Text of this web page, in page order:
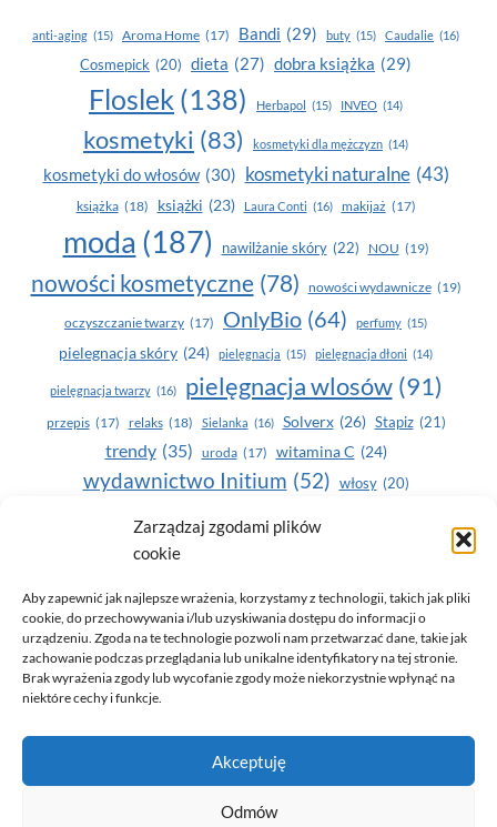
Zarządzaj zgodami plików
cookie
Aby zapewnić jak najlepsze wrażenia, korzystamy z technologii, takich jak pliki
cookie, do przechowywania i/lub uzyskiwania dostępu do informacji o
urządzeniu. Zgoda na te technologie pozwoli nam przetwarzać dane, takie jak
zachowanie podczas przeglądania lub unikalne identyfikatory na tej stronie.
Brak wyrażenia zgody lub wycofanie zgody może niekorzystnie wpłynąć na
niektóre cechy i funkcje.
Akceptuję
Odmów
anti-aging (15) Aroma Home (17) Bandi (29) buty (15) Caudalie (16)
Cosmepick (20) dieta (27) dobra książka (29)
Floslek (138) Herbapol (15) INVEO (14)
kosmetyki (83) kosmetyki dla mężczyzn (14)
kosmetyki do włosów (30) kosmetyki naturalne (43)
książka (18) książki (23) Laura Conti (16) makijaż (17)
moda (187) nawilżanie skóry (22) NOU (19)
nowości kosmetyczne (78) nowości wydawnicze (19)
oczyszczanie twarzy (17) OnlyBio (64) perfumy (15)
pielegnacja skóry (24) pielęgnacja (15) pielęgnacja dłoni (14)
pielęgnacja twarzy (16) pielęgnacja wlosów (91)
przepis (17) relaks (18) Sielanka (16) Solverx (26) Stapiz (21)
trendy (35) uroda (17) witamina C (24)
wydawnictwo Initium (52) włosy (20)
Yasumi(164) zdrowe zęby
zdrowie
© 2026 Only You - portal dla kobiet (uroda, moda, zdrowie)
opracowanie:AZDOBRESTRONY